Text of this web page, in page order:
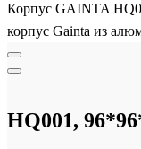
Корпус GAINTA
корпус Gainta из
HQ001,